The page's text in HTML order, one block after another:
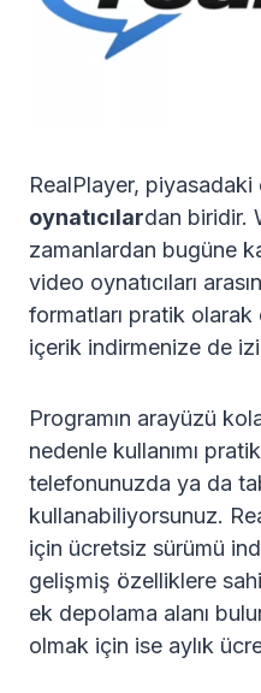
RealPlayer, piyasadaki
oynatıcılardan biridir.
zamanlardan bugüne
video oynatıcıları
formatları pratik olarak
içerik indirmenize de
Programın arayüzü
nedenle kullanımı
telefonunuzda ya da
kullanabiliyorsunuz.
için ücretsiz sürümü
gelişmiş özelliklere
ek depolama alanı
olmak için ise aylık